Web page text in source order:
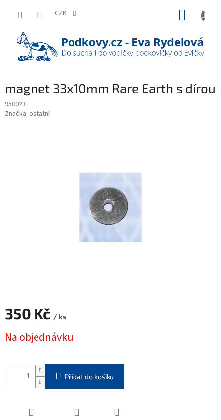
CZK
magnet 33x10mm Rare Earth s dírou
950023
Značka: ostatní
350 Kč / ks
cena:
Na objednávku
Přidat do košíku